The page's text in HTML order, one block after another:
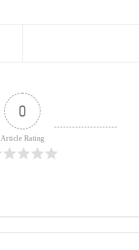
0
Article Rating